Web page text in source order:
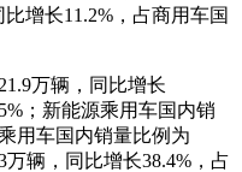
增长11.2%，占商用车国
万辆，同比增长
；新能源乘用车国内销
用车国内销量比例为
辆，同比增长38.4%，占